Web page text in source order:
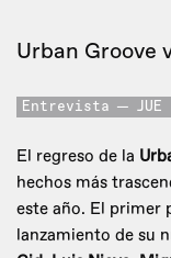
Urban Groove
Entrevista
El regreso de la
hechos más
este año. El primer
lanzamiento de su